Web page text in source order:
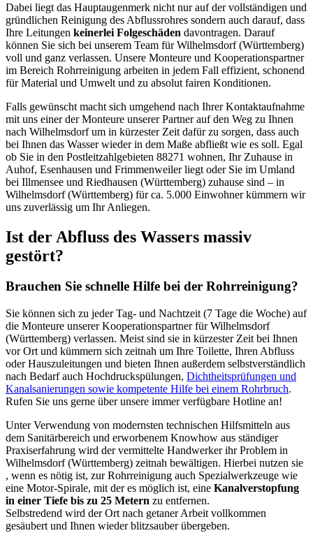
Dabei liegt das Hauptaugenmerk nicht nur auf der vollständigen und
gründlichen Reinigung des Abflussrohres sondern auch darauf, dass
Ihre Leitungen keinerlei Folgeschäden davontragen. Darauf
können Sie sich bei unserem Team für Wilhelmsdorf (Württemberg)
voll und ganz verlassen. Unsere Monteure und Kooperationspartner
im Bereich Rohrreinigung arbeiten in jedem Fall effizient, schonend
für Material und Umwelt und zu absolut fairen Konditionen.
Falls gewünscht macht sich umgehend nach Ihrer Kontaktaufnahme
mit uns einer der Monteure unserer Partner auf den Weg zu Ihnen
nach Wilhelmsdorf um in kürzester Zeit dafür zu sorgen, dass auch
bei Ihnen das Wasser wieder in dem Maße abfließt wie es soll. Egal
ob Sie in den Postleitzahlgebieten 88271 wohnen, Ihr Zuhause in
Auhof, Esenhausen und Frimmenweiler liegt oder Sie im Umland
bei Illmensee und Riedhausen (Württemberg) zuhause sind – in
Wilhelmsdorf (Württemberg) für ca. 5.000 Einwohner kümmern wir
uns zuverlässig um Ihr Anliegen.
Ist der Abfluss des Wassers massiv
gestört?
Brauchen Sie schnelle Hilfe bei der Rohrreinigung?
Sie können sich zu jeder Tag- und Nachtzeit (7 Tage die Woche) auf
die Monteure unserer Kooperationspartner für Wilhelmsdorf
(Württemberg) verlassen. Meist sind sie in kürzester Zeit bei Ihnen
vor Ort und kümmern sich zeitnah um Ihre Toilette, Ihren Abfluss
oder Hauszuleitungen und bieten Ihnen außerdem selbstverständlich
nach Bedarf auch Hochdruckspülungen, Dichtheitsprüfungen und
Kanalsanierungen sowie kompetente Hilfe bei einem Rohrbruch.
Rufen Sie uns gerne über unsere immer verfügbare Hotline an!
Unter Verwendung von modernsten technischen Hilfsmitteln aus
dem Sanitärbereich und erworbenem Knowhow aus ständiger
Praxiserfahrung wird der vermittelte Handwerker ihr Problem in
Wilhelmsdorf (Württemberg) zeitnah bewältigen. Hierbei nutzen sie
, wenn es nötig ist, zur Rohrreinigung auch Spezialwerkzeuge wie
eine Motor-Spirale, mit der es möglich ist, eine Kanalverstopfung
in einer Tiefe bis zu 25 Metern zu entfernen.
Selbstredend wird der Ort nach getaner Arbeit vollkommen
gesäubert und Ihnen wieder blitzsauber übergeben.